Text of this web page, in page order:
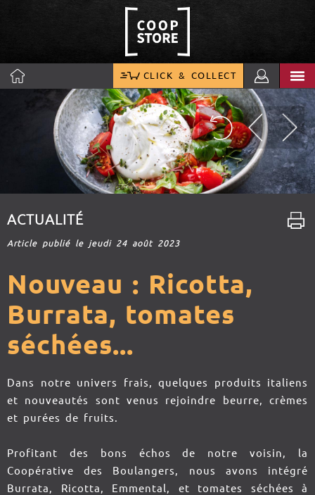
CLICK & COLLECT
ACTUALITÉ
Article publié le jeudi 24 août 2023
Nouveau : Ricotta,
Burrata, tomates
séchées...
Dans notre univers frais, quelques produits italiens
et nouveautés sont venus rejoindre beurre, crèmes
et purées de fruits.
Profitant des bons échos de notre voisin, la
Coopérative des Boulangers, nous avons intégré
Burrata, Ricotta, Emmental, et tomates séchées à